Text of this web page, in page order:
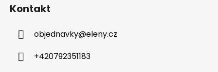
Kontakt
objednavky@eleny.cz
+420792351183